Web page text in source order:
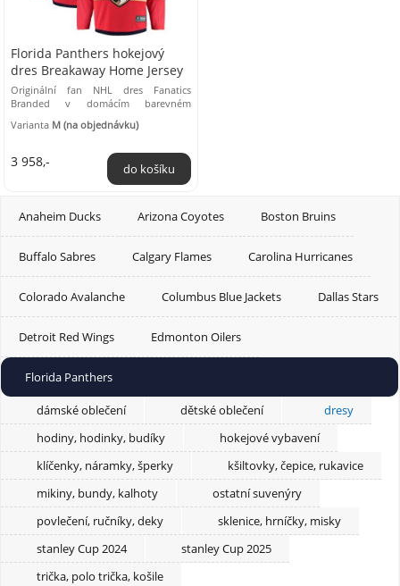
Florida Panthers hokejový
dres Breakaway Home Jersey
Originální fan NHL dres Fanatics
Branded v domácím barevném
provedení, navržený a vyrobený jako
fan verze on ice ...
Varianta M (na objednávku)
3 958,-
Anaheim Ducks Arizona Coyotes Boston Bruins
Buffalo Sabres Calgary Flames Carolina Hurricanes
Colorado Avalanche Columbus Blue Jackets Dallas Stars
Detroit Red Wings Edmonton Oilers
Florida Panthers
dámské oblečení dětské oblečení
dresy
hodiny, hodinky, budíky
hokejové vybavení
klíčenky, náramky, šperky
kšiltovky, čepice, rukavice
mikiny, bundy, kalhoty
ostatní suvenýry
povlečení, ručníky, deky
sklenice, hrníčky, misky
stanley Cup 2024
stanley Cup 2025
trička, polo trička, košile